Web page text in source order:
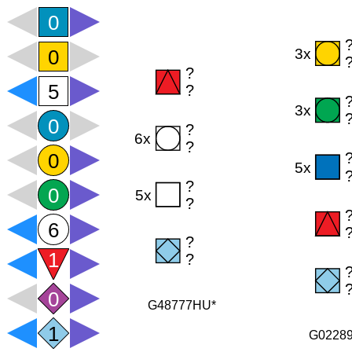
G48777HU*